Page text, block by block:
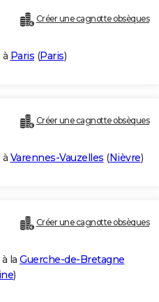
Créer une cagnotte obsèques
à Paris (Paris)
Créer une cagnotte obsèques
Varennes-Vauzelles (Nièvre)
Créer une cagnotte obsèques
la Guerche-de-Bretagne
)